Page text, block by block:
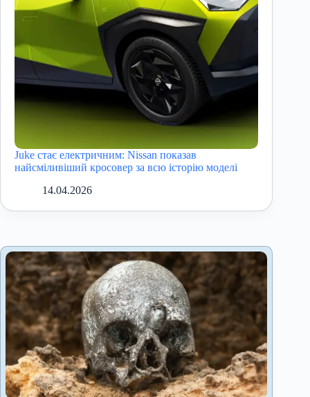
Juke стає електричним: Nissan показав
найсміливіший кросовер за всю історію моделі
14.04.2026